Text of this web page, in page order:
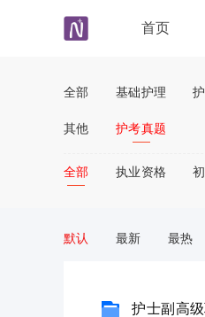
首页
全部 基础护理
其他 护考真题
全部 执业资格
默认 最新 最热
护士副高